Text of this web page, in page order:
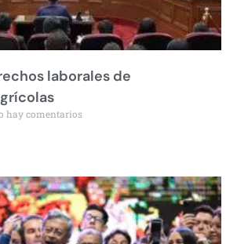
laborales de
hay comentarios